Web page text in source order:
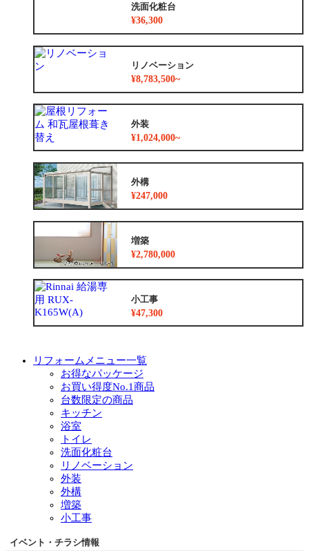
洗面化粧台
¥36,300
リノベーション
¥8,783,500~
外装
¥1,024,000~
外構
¥247,000
増築
¥2,780,000
小工事
¥47,300
リフォームメニュー一覧
お得なパッケージ
お買い得度No.1商品
台数限定の商品
キッチン
浴室
トイレ
洗面化粧台
リノベーション
外装
外構
増築
小工事
イベント・チラシ情報